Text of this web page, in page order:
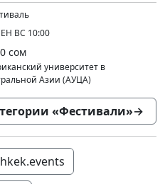
ВС 10:00
сом
университет в
Азии (АУЦА)
«Фестивали»→